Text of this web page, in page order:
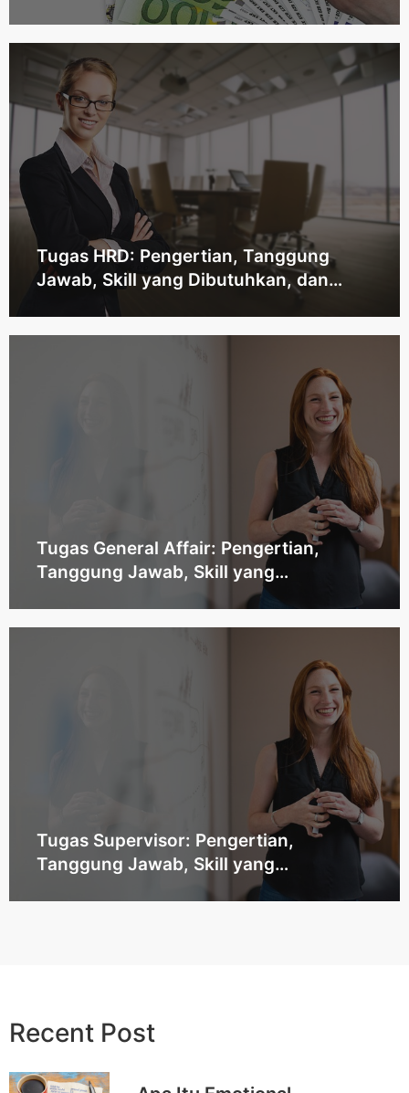
Dibutuhkan, dan Jenjang Karier
Tugas HRD: Pengertian, Tanggung
Jawab, Skill yang Dibutuhkan, dan
Jenjang Karier
Tugas General Affair: Pengertian,
Tanggung Jawab, Skill yang
Dibutuhkan, dan Jenjang Karier
Tugas Supervisor: Pengertian,
Tanggung Jawab, Skill yang
Dibutuhkan, dan Jenjang Karier
Recent Post​